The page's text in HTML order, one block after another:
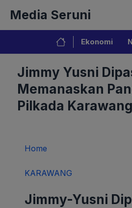
isi
Media Seruni
Ekonomi
Jimmy Yusni
Memanaskan
Pilkada Karawang
Home
KARAWANG
Jimmy-Yusni